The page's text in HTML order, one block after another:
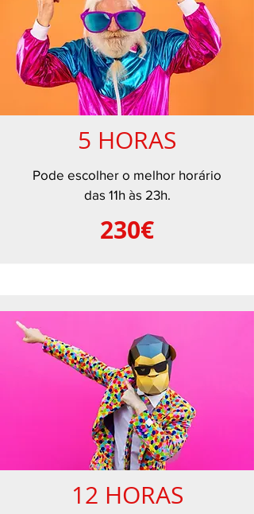
5 HORAS
Pode escolher o melhor horário
das 11h às 23h.
230€
12 HORAS